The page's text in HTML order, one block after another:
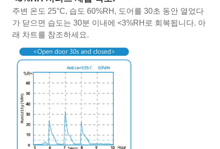
주변 온도 25°C, 습도 60%RH, 도어를 30초 동안 열었다
가 닫으면 습도는 30분 이내에 <3%RH로 회복됩니다. 아
래 차트를 참조하세요.